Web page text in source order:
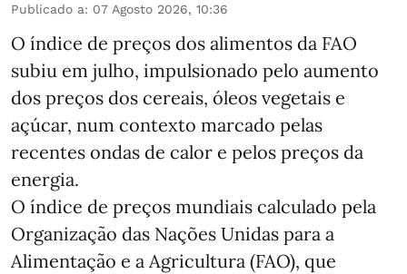
Publicado a: 07 Agosto 2026, 10:36
O índice de preços dos alimentos da FAO
subiu em julho, impulsionado pelo aumento
dos preços dos cereais, óleos vegetais e
açúcar, num contexto marcado pelas
recentes ondas de calor e pelos preços da
energia.
O índice de preços mundiais calculado pela
Organização das Nações Unidas para a
Alimentação e a Agricultura (FAO), que